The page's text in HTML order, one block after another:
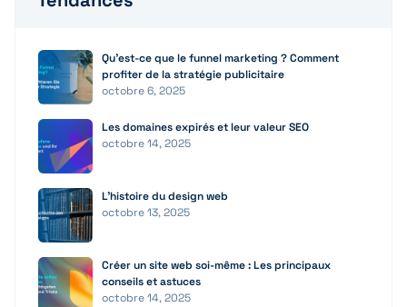
Qu’est-ce que le funnel marketing ? Comment
profiter de la stratégie publicitaire
octobre 6, 2025
Les domaines expirés et leur valeur SEO
octobre 14, 2025
L’histoire du design web
octobre 13, 2025
Créer un site web soi-même : Les principaux
conseils et astuces
octobre 14, 2025